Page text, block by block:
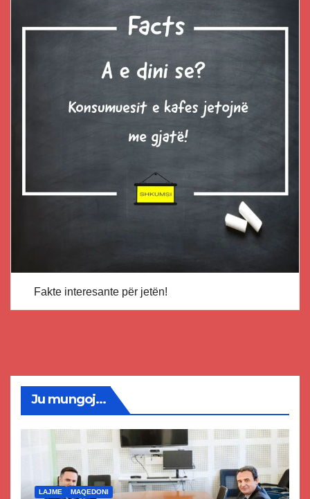
Fakte interesante për jetën!
Ju mungoj...
LAJME MAQEDONI